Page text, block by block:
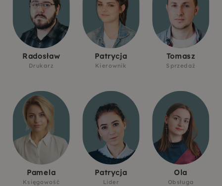
Radosław
Drukarz
Patrycja
Kierownik
Tomasz
Sprzedaż
Pamela
Księgowość
Patrycja
Lider
Ola
Obsługa